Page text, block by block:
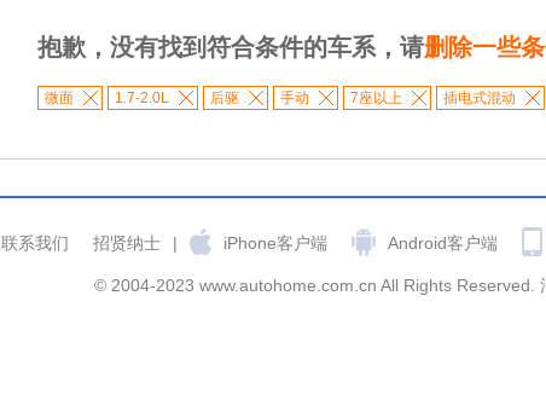
抱歉，没有找到符合条件的车系，请删除一些
微面 1.7-2.0L 后驱 手动 7座以上 插电式混动
联系我们 招贤纳士 | iPhone客户端 Android客户端
© 2004-2023 www.autohome.com.cn All Rights Reserved.